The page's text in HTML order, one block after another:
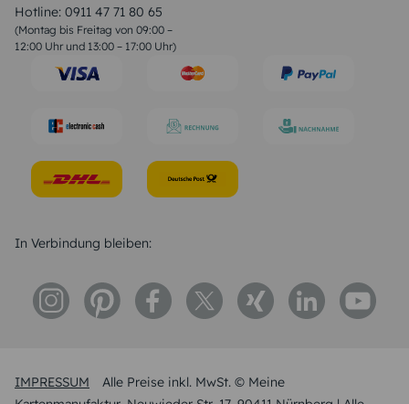
Hotline: 0911 47 71 80 65
(Montag bis Freitag von 09:00 –
12:00 Uhr und 13:00 – 17:00 Uhr)
Liebessprüche
Geburtstagssprüche
Trauersprüche
Konfirmation Glückwünsche
IMPRESSUM
Alle Preise inkl. MwSt. © Meine
In Verbindung bleiben: